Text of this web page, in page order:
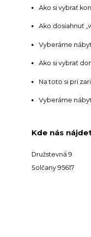
Ako si vybrať
Ako dosiahnuť
Vyberáme
Ako si vybrať
Na toto si pri
Vyberáme
Kde nás
Družstevná 9
Solčany 95617